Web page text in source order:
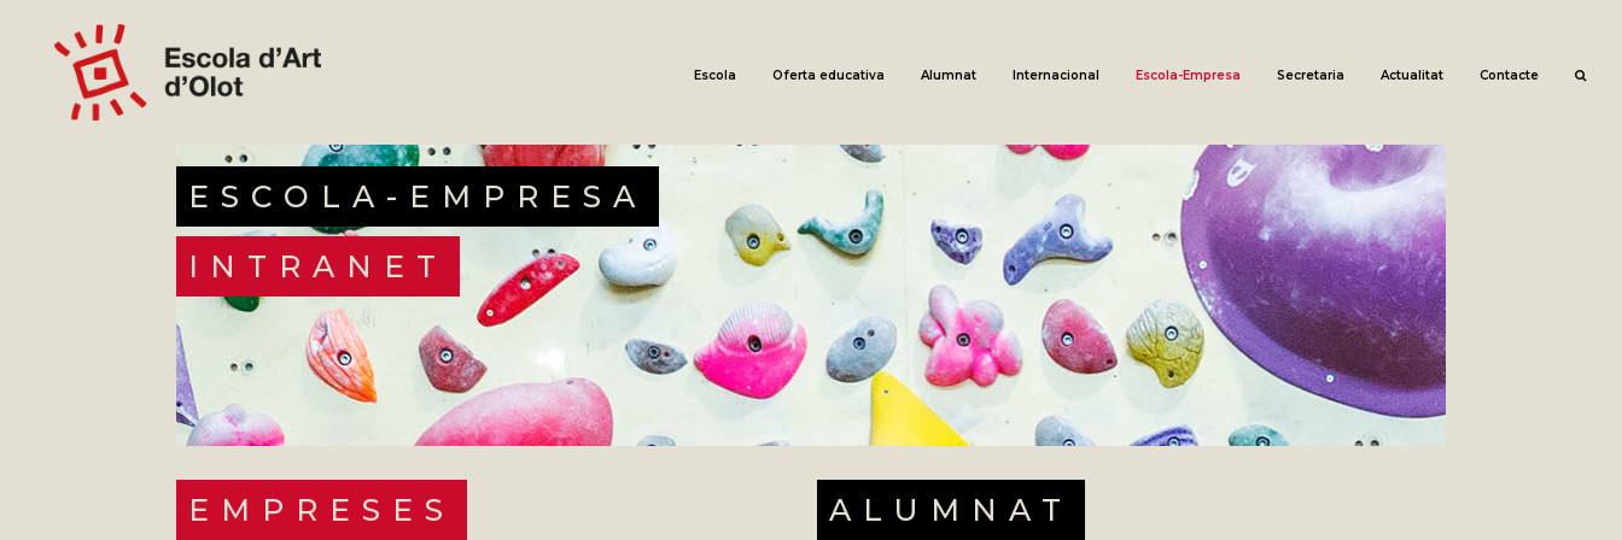
Escola Oferta educativa Alumnat Internacional Escola-Empresa Secretaria Actualitat Contacte
ESCOLA-EMPRESA
INTRANET
EMPRESES ALUMNAT